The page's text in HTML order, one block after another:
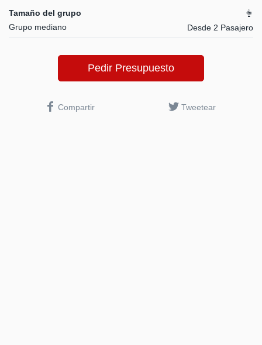
Tamaño del grupo
Grupo mediano
Desde 2 Pasajero
Pedir Presupuesto
Compartir Tweetear